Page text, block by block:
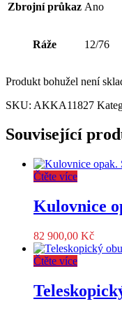
Zbrojní průkaz Ano
Ráže 12/76
Produkt bohužel není
SKU: AKKA11827
Související
Čtěte více
Kulovnice
82 900,00 Kč
Čtěte více